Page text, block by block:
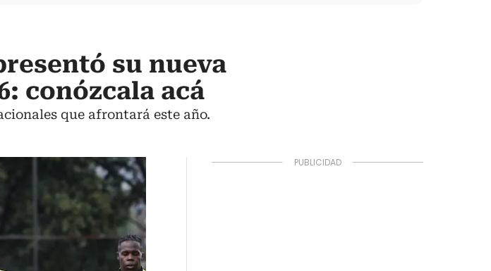
su nueva
conózcala acá
que afrontará este año.